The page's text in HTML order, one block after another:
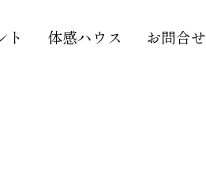
ト 体感ハウス お問合せ